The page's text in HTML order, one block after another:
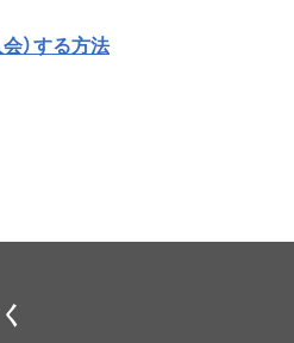
）する方法